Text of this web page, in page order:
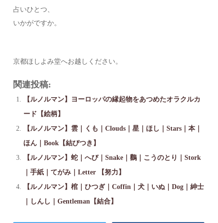
占いひとつ、
いかがですか。
京都ほしよみ堂へお越しください。
関連投稿:
【ルノルマン】ヨーロッパの縁起物をあつめたオラクルカ
ード【絵柄】
【ルノルマン】雲｜くも｜Clouds｜星｜ほし｜Stars｜本｜
ほん｜Book【結びつき】
【ルノルマン】蛇｜へび｜Snake｜鸛｜こうのとり｜Stork
｜手紙｜てがみ｜Letter 【努力】
【ルノルマン】棺｜ひつぎ｜Coffin｜犬｜いぬ｜Dog｜紳士
｜しんし｜Gentleman【結合】